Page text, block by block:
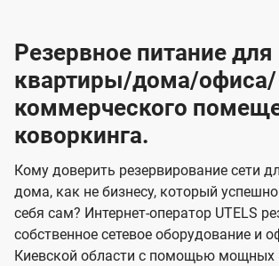
Резервное питание для
квартиры/дома/офиса/
коммерческого
коворкинга.
Кому доверить резервирование сети
дома, как не бизнесу, который
себя сам? Интернет-оператор UTELS
собственное сетевое оборудование и
Киевской области с помощью мощных